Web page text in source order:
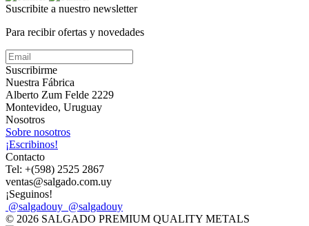
Suscribite a nuestro newsletter
Para recibir ofertas y novedades
Suscribirme
Nuestra Fábrica
Alberto Zum Felde 2229
Montevideo, Uruguay
Nosotros
Sobre nosotros
¡Escribinos!
Contacto
Tel: +(598) 2525 2867
ventas@salgado.com.uy
¡Seguinos!
@salgadouy @salgadouy
© 2026 SALGADO PREMIUM QUALITY METALS